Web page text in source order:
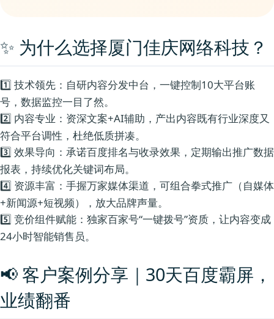
✨ 为什么选择厦门佳庆网络科技？
1️⃣ 技术领先 ：自研内容分发中台，一键控制10大平台账
号，数据监控一目了然。
2️⃣ 内容专业 ：资深文案+AI辅助，产出内容既有行业深度又
符合平台调性，杜绝低质拼凑。
3️⃣ 效果导向 ：承诺百度排名与收录效果，定期输出推广数据
报表，持续优化关键词布局。
4️⃣ 资源丰富 ：手握万家媒体渠道，可组合拳式推广（自媒体
+新闻源+短视频），放大品牌声量。
5️⃣ 竞价组件赋能 ：独家百家号“一键拨号”资质，让内容变成
24小时智能销售员。
📢 客户案例分享｜30天百度霸屏，
业绩翻番